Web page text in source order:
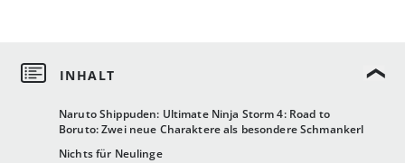
Naruto Shippuden: Ultimate Ninja Storm 4: Road to
Boruto: Zwei neue Charaktere als besondere Schmankerl
Nichts für Neulinge